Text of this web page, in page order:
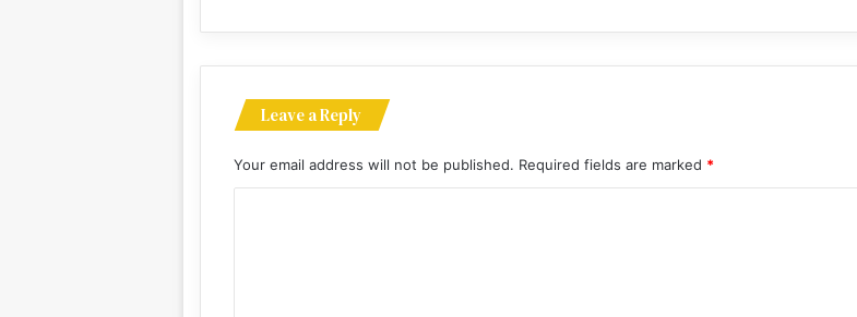
Leave a Reply
Your email address will not be published. Required fields are marked *